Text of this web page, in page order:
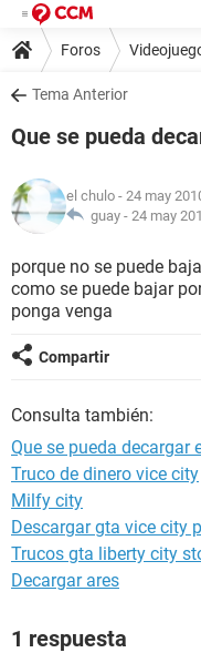
Foros
Tema Anterior
Que se pueda
el chulo - 24 may
guay - 24 may
porque no se puede
como se puede bajar
ponga venga
Compartir
Consulta también:
Que se pueda decargar
Truco de dinero vice city
Milfy city
Descargar gta vice city
Trucos gta liberty city
Decargar ares
1 respuesta